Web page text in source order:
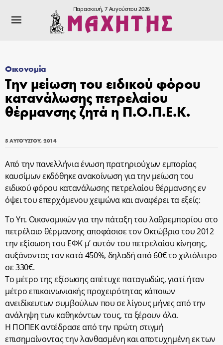
Παρασκευή, 7 Αυγούστου 2026
Οικονομία
Την μείωση του ειδικού φόρου
κατανάλωσης πετρελαίου
θέρμανσης ζητά η Π.Ο.Π.Ε.Κ.
5 ΑΥΓΟΎΣΤΟΥ, 2014
Από την πανελλήνια ένωση πρατηριούχων εμπορίας
καυσίμων εκδόθηκε ανακοίνωση για την μείωση του
ειδικού φόρου κατανάλωσης πετρελαίου θέρμανσης εν
όψει του επερχόμενου χειμώνα και αναφέρει τα εξείς:
Το Υπ. Οικονομικών για την πάταξη του λαθρεμπορίου στο
πετρέλαιο θέρμανσης αποφάσισε τον Οκτώβριο του 2012
την εξίσωση του ΕΦΚ μ’ αυτόν του πετρελαίου κίνησης,
αυξάνοντας τον κατά 450%, δηλαδή από 60€ το χιλιόλιτρο
σε 330€.
Το μέτρο της εξίσωσης απέτυχε παταγωδώς, γιατί ήταν
μέτρο επικοινωνιακής προχειρότητας κάποιων
ανειδίκευτων συμβούλων που σε λίγους μήνες από την
ανάληψη των καθηκόντων τους, τα ξέρουν όλα.
Η ΠΟΠΕΚ αντέδρασε από την πρώτη στιγμή
επισημαίνοντας την λανθασμένη και αποτυχημένη εκ των